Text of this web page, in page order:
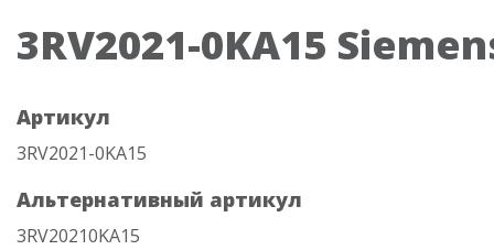
3RV2021-0KA15
Артикул
3RV2021-0KA15
Альтернативный артикул
3RV20210KA15